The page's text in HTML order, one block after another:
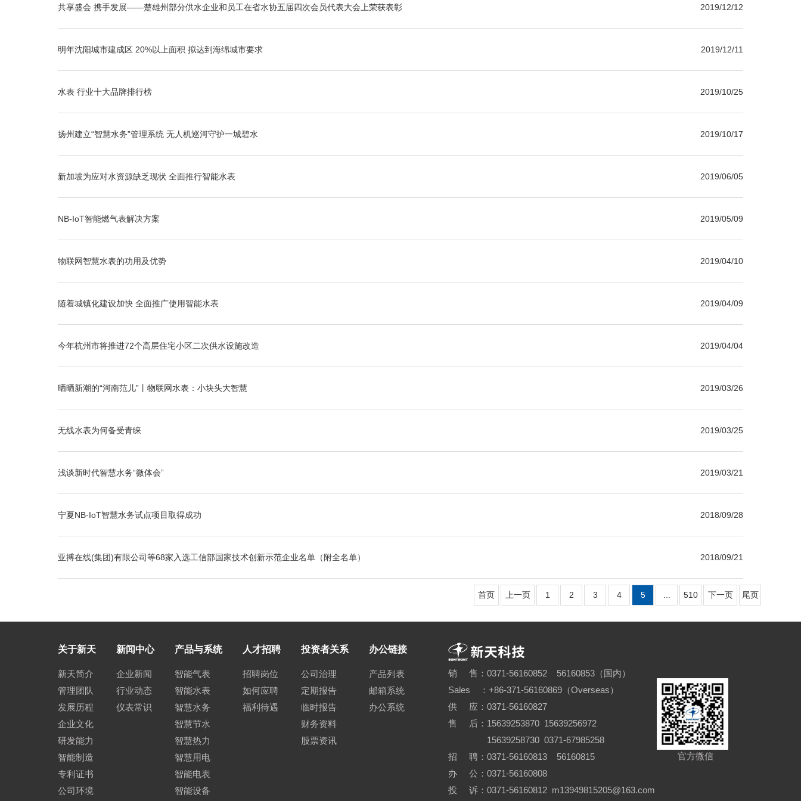
共享盛会 携手发展——楚雄州部分供水企业和员工在省水协五届四次会员代表大会上荣获表彰 2019/12/12
明年沈阳城市建成区 20%以上面积 拟达到海绵城市要求 2019/12/11
水表 行业十大品牌排行榜 2019/10/25
扬州建立“智慧水务”管理系统 无人机巡河守护一城碧水 2019/10/17
新加坡为应对水资源缺乏现状 全面推行智能水表 2019/06/05
NB-IoT智能燃气表解决方案 2019/05/09
物联网智慧水表的功用及优势 2019/04/10
随着城镇化建设加快 全面推广使用智能水表 2019/04/09
今年杭州市将推进72个高层住宅小区二次供水设施改造 2019/04/04
晒晒新潮的“河南范儿”丨物联网水表：小块头大智慧 2019/03/26
无线水表为何备受青睐 2019/03/25
浅谈新时代智慧水务“微体会” 2019/03/21
宁夏NB-IoT智慧水务试点项目取得成功 2018/09/28
亚搏在线(集团)有限公司等68家入选工信部国家技术创新示范企业名单（附全名单） 2018/09/21
首页 上一页 1 2 3 4 5 510 下一页 尾页
关于新天
新天简介
管理团队
发展历程
企业文化
研发能力
智能制造
专利证书
公司环境
新闻中心
企业新闻
行业动态
仪表常识
产品与系统
智能气表
智能水表
智慧水务
智慧节水
智慧热力
智慧用电
智能电表
智能设备
人才招聘
招聘岗位
如何应聘
福利待遇
投资者关系
公司治理
定期报告
临时报告
财务资料
股票资讯
办公链接
产品列表
邮箱系统
办公系统
销 售：0371-56160852 56160853（国内）
Sales ：+86-371-56160869（Overseas）
供 应：0371-56160827
售 后：15639253870 15639256972
15639258730 0371-67985258
招 聘：0371-56160813 56160815
办 公：0371-56160808
投 诉：0371-56160812 m13949815205@163.com
官方微信